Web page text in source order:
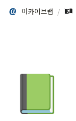
아카이브랩 /